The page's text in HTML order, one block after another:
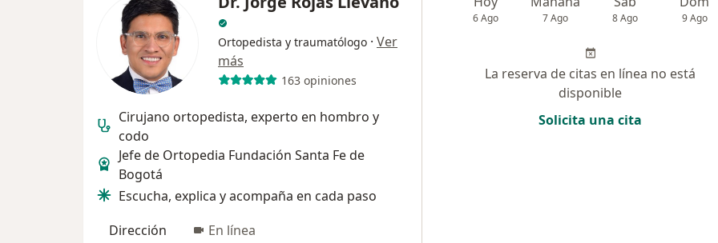
Ortopedista y traumatólogo · Ver
más
163 opiniones
Cirujano ortopedista, experto en hombro y
codo
Jefe de Ortopedia Fundación Santa Fe de
Bogotá
Escucha, explica y acompaña en cada paso
Dirección
En línea
6 Ago 7 Ago 8 Ago 9 Ago
La reserva de citas en línea no está
disponible
Solicita una cita